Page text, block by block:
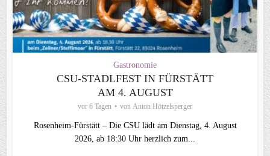
Gastronomie
CSU‑STADLFEST IN FÜRSTÄTT
AM 4. AUGUST
vor 6 Tagen von Anton Hötzelsperger
Rosenheim‑Fürstätt – Die CSU lädt am Dienstag, 4. August
2026, ab 18:30 Uhr herzlich zum...